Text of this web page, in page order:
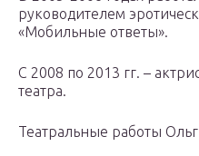
руководителем
«Мобильные ответы».
С 2008 по 2013 гг. –
театра.
Театральные работы